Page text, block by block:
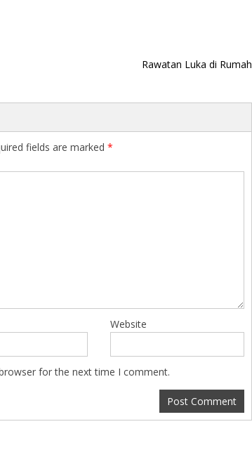
Rawatan Luka di Rumah
fields are marked *
Website
for the next time I comment.